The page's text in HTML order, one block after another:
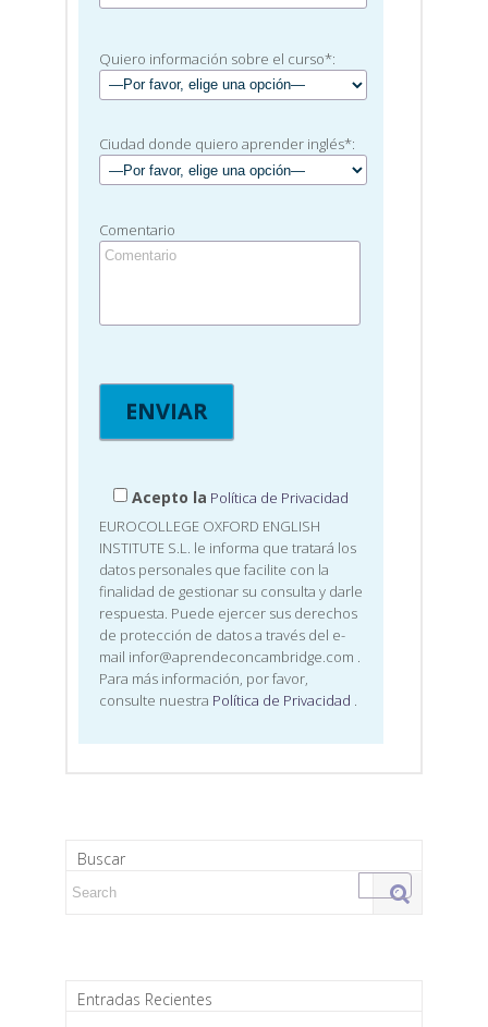
Quiero información sobre el curso*:
Ciudad donde quiero aprender inglés*:
Comentario
Acepto la Política de Privacidad
EUROCOLLEGE OXFORD ENGLISH
INSTITUTE S.L. le informa que tratará los
datos personales que facilite con la
finalidad de gestionar su consulta y darle
respuesta. Puede ejercer sus derechos
de protección de datos a través del e-
mail infor@aprendeconcambridge.com .
Para más información, por favor,
consulte nuestra Política de Privacidad .
Buscar
Entradas Recientes